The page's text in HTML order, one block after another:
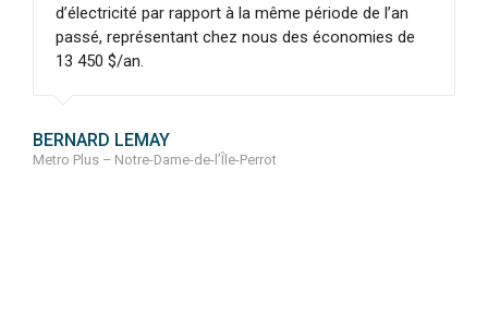
d’électricité par rapport à la même période de l’an
passé, représentant chez nous des économies de
13 450 $/an.
BERNARD LEMAY
Metro Plus – Notre-Dame-de-l’Île-Perrot